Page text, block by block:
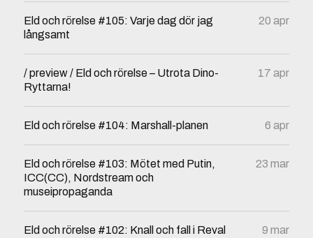
Eld och rörelse #105: Varje dag dör jag
långsamt
20 apr
/ preview / Eld och rörelse – Utrota Dino-
Ryttarna!
17 apr
Eld och rörelse #104: Marshall-planen 6 apr
Eld och rörelse #103: Mötet med Putin,
ICC(CC), Nordstream och
museipropaganda
23 mar
Eld och rörelse #102: Knall och fall i Reval 9 mar